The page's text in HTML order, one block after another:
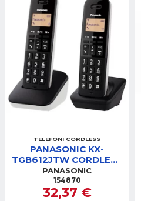
TELEFONI CORDLESS
PANASONIC KX-
TGB612JTW CORDLESS
DUO BIANCO
PANASONIC
154870
32,37 €